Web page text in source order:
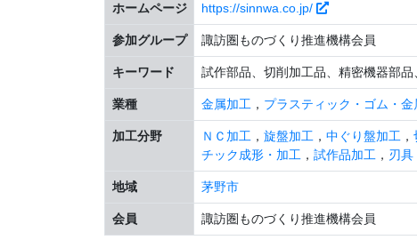
ホームページ https://sinnwa.co.jp/
参加グループ 諏訪圏ものづくり推進機構会員
キーワード 試作部品、切削加工品、精密機器部
業種 金属加工 ， プラスティック・ゴム・金
加工分野 ＮＣ加工 ， 旋盤加工 ， 中ぐり盤加工 ，
チック成形・加工 ， 試作品加工 ， 刃具
地域 茅野市
会員 諏訪圏ものづくり推進機構会員